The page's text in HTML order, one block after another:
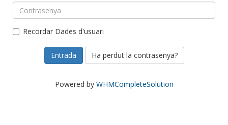
Recordar Dades d'usuari
Ha perdut la contrasenya?
Powered by WHMCompleteSolution